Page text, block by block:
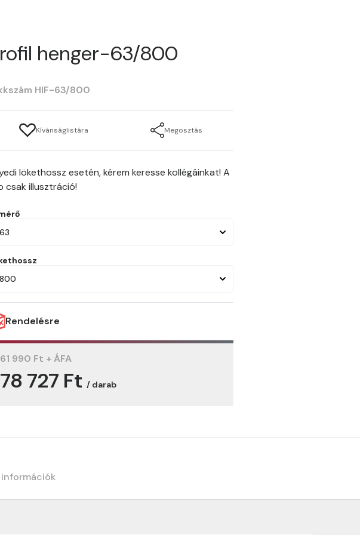
henger-63/800
HIF-63/800
Kívánságlistára Megosztás
lökethossz esetén, kérem keresse kollégáinkat! A
csak illusztráció!
63
800
Rendelésre
61 990 Ft + ÁFA
78 727 Ft / darab